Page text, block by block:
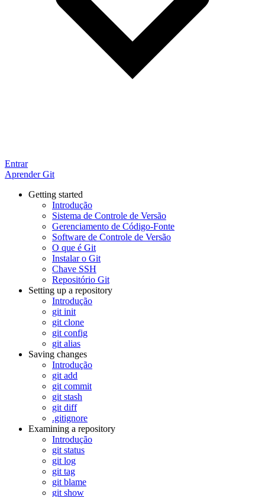
Entrar
Aprender Git
Getting started
Introdução
Sistema de Controle de Versão
Gerenciamento de Código-Fonte
Software de Controle de Versão
O que é Git
Instalar o Git
Chave SSH
Repositório Git
Setting up a repository
Introdução
git init
git clone
git config
git alias
Saving changes
Introdução
git add
git commit
git stash
git diff
.gitignore
Examining a repository
Introdução
git status
git log
git tag
git blame
git show